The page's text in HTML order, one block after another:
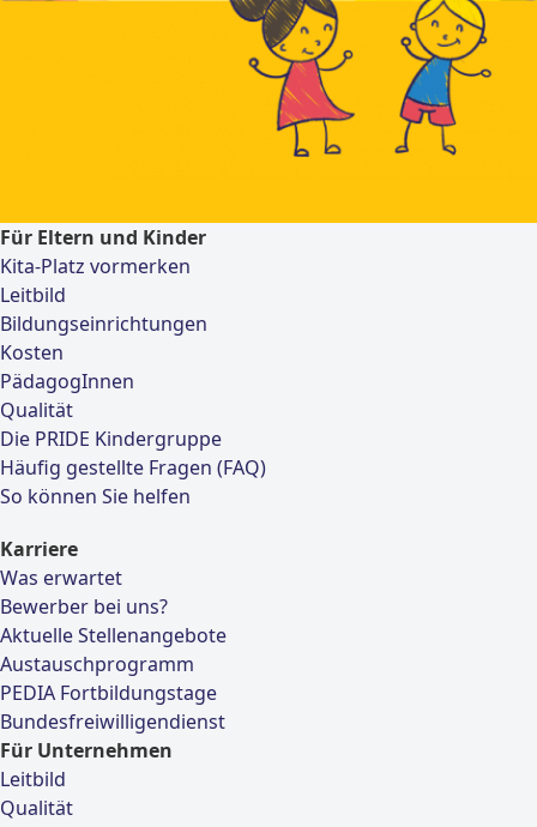
Für Eltern und Kinder
Kita-Platz vormerken
Leitbild
Bildungseinrichtungen
Kosten
PädagogInnen
Qualität
Die PRIDE Kindergruppe
Häufig gestellte Fragen (FAQ)
So können Sie helfen
Karriere
Was erwartet
Bewerber bei uns?
Aktuelle Stellenangebote
Austauschprogramm
PEDIA Fortbildungstage
Bundesfreiwilligendienst
Für Unternehmen
Leitbild
Qualität